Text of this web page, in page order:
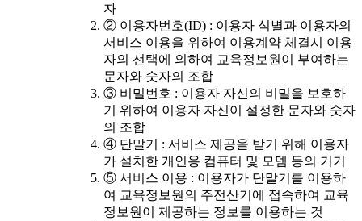
자
② 이용자번호(ID) : 이용자 식별과 이용자의
서비스 이용을 위하여 이용계약 체결시 이용
자의 선택에 의하여 교육정보원이 부여하는
문자와 숫자의 조합
③ 비밀번호 : 이용자 자신의 비밀을 보호하
기 위하여 이용자 자신이 설정한 문자와 숫자
의 조합
④ 단말기 : 서비스 제공을 받기 위해 이용자
가 설치한 개인용 컴퓨터 및 모뎀 등의 기기
⑤ 서비스 이용 : 이용자가 단말기를 이용하
여 교육정보원의 주전산기에 접속하여 교육
정보원이 제공하는 정보를 이용하는 것